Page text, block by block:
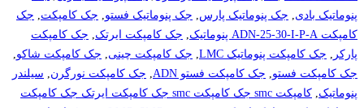
پنوماتیک بادی, جک پنوماتیک پارس, جک پنوماتیک فستو, جک کامپکت, جک
کامپکت ADN-25-30-I-P-A پنوماتیک
, جک کامپکت ایرتک, جک کامپکت
پارکر , جک کامپکت پنوماتیک LMC , جک کامپکت چینی, جک کامپکت شاکو,
جک کامپکت فستو, جک کامپکت فستو ADN , جک کامپکت نورگرن, سیلندر
پنوماتیک,
کامپکت smc جک کامپکت smc جک کامپکت ایرتک جک کامپکت